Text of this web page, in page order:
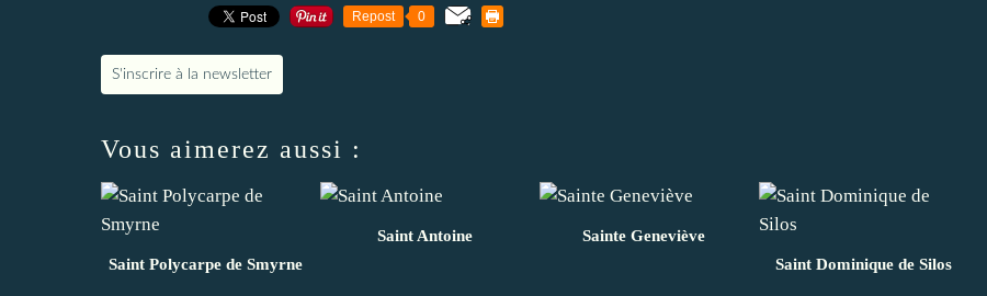
Repost 0
S'inscrire à la newsletter
Vous aimerez aussi :
Saint Polycarpe de Smyrne
Saint Antoine
Sainte Geneviève
Saint Dominique de Silos